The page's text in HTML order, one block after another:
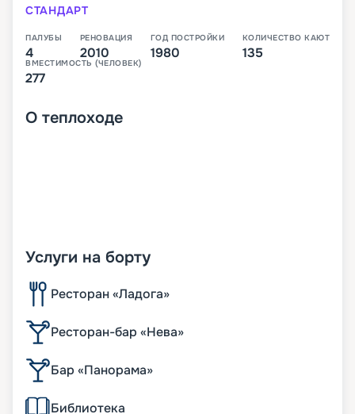
СТАНДАРТ
ПАЛУБЫ
4
РЕНОВАЦИЯ
2010
ГОД ПОСТРОЙКИ
1980
КОЛИЧЕСТВО КАЮТ
135
ВМЕСТИМОСТЬ (ЧЕЛОВЕК)
277
О теплоходе
Услуги на борту
Ресторан «Ладога»
Ресторан-бар «Нева»
Бар «Панорама»
Библиотека